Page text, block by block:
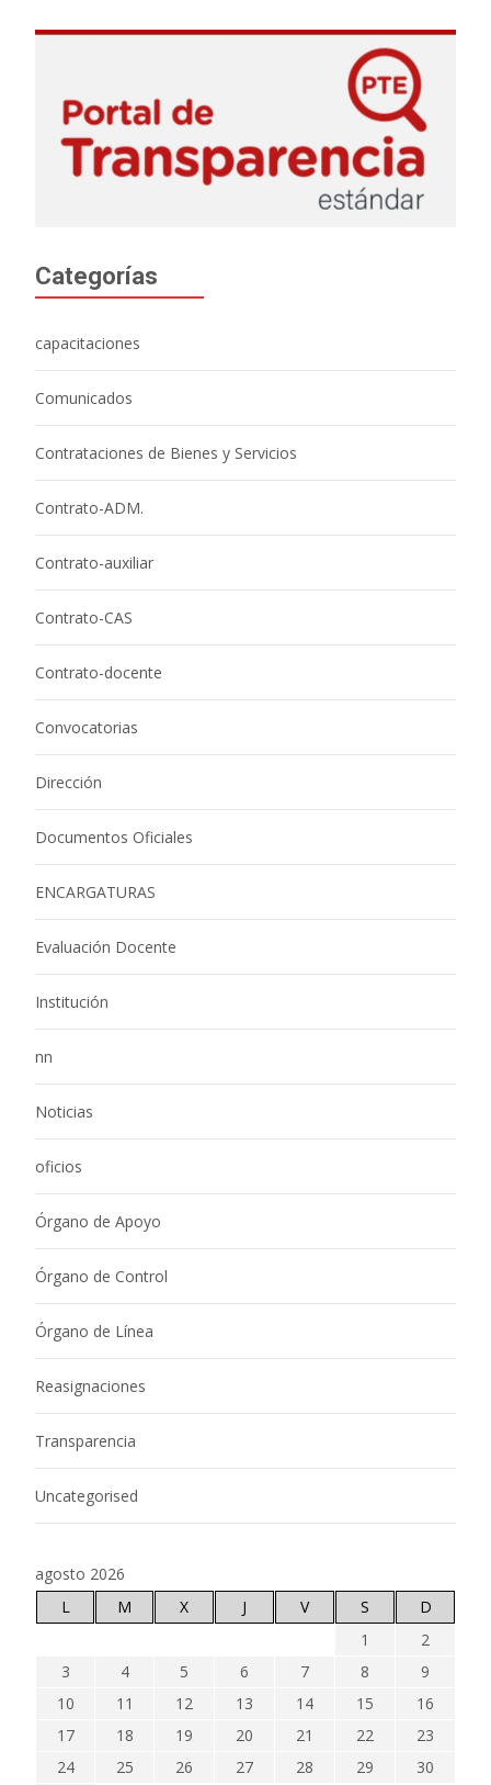
Categorías
capacitaciones
Comunicados
Contrataciones de Bienes y Servicios
Contrato-ADM.
Contrato-auxiliar
Contrato-CAS
Contrato-docente
Convocatorias
Dirección
Documentos Oficiales
ENCARGATURAS
Evaluación Docente
Institución
nn
Noticias
oficios
Órgano de Apoyo
Órgano de Control
Órgano de Línea
Reasignaciones
Transparencia
Uncategorised
agosto 2026
L
M X J V S
D
1
2
3
4 5 6 7 8
9
10
11 12 13 14 15
16
17
18 19 20 21 22
23
24
25 26 27 28 29
30